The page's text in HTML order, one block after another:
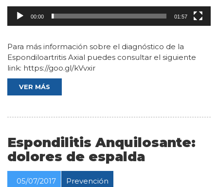
00:00 01:57
Para más información sobre el diagnóstico de la
Espondiloartritis Axial puedes consultar el siguiente
link: https://goo.gl/kVvxir
VER MÁS
Espondilitis Anquilosante:
dolores de espalda
05/07/2017 Prevención